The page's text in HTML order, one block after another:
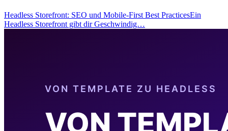
Headless Storefront: SEO und Mobile-First Best PracticesEin
Headless Storefront gibt dir Geschwindig…